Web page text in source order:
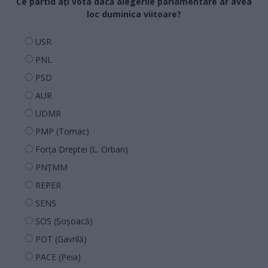
loc duminica viitoare?
USR
PNL
PSD
AUR
UDMR
PMP (Tomac)
Forța Dreptei (L. Orban)
PNȚMM
REPER
SENS
SOS (Șoșoacă)
POT (Gavrilă)
PACE (Peia)